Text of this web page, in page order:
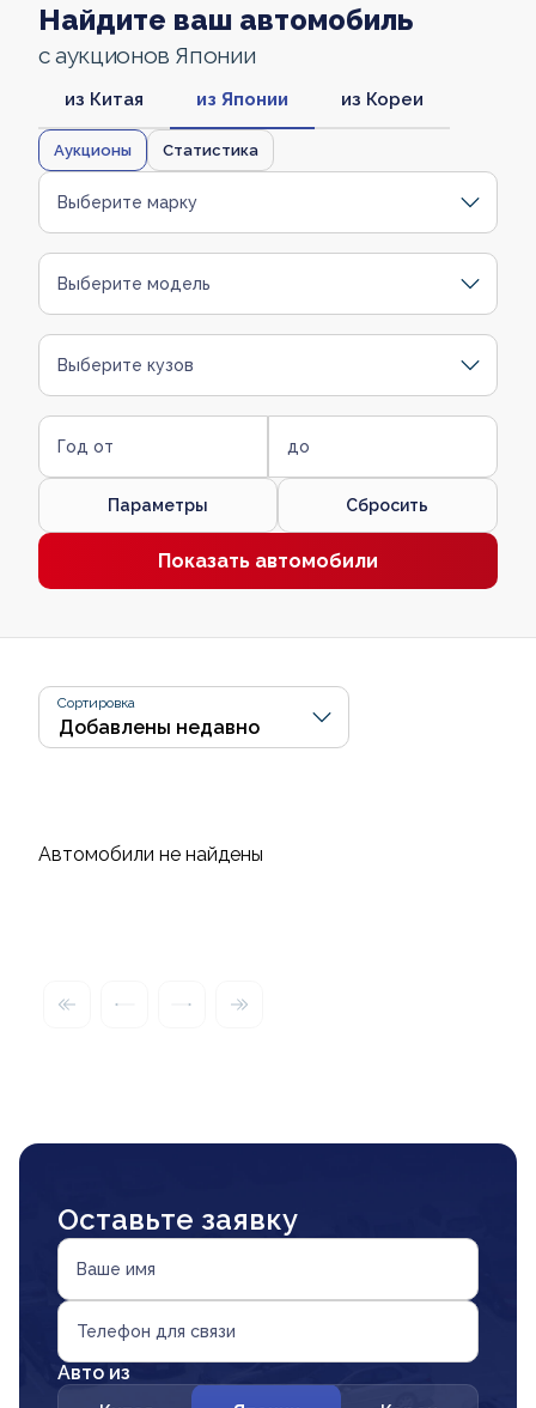
Найдите ваш автомобиль
с аукционов Японии
из Китая из Японии из Кореи
Аукционы Статистика
Выберите марку
Выберите модель
Выберите кузов
Год от до
Параметры Сбросить
Показать автомобили
Сортировка
Автомобили не найдены
Оставьте заявку
Ваше имя
Телефон для связи
Авто из